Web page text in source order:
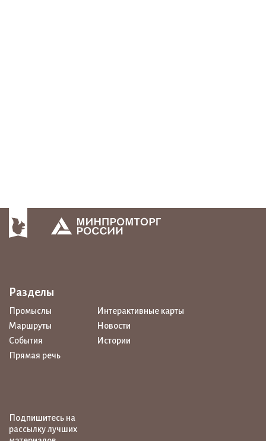
Разделы
Промыслы
Интерактивные карты
Маршруты
Новости
События
Истории
Прямая речь
Подпишитесь на
рассылку лучших